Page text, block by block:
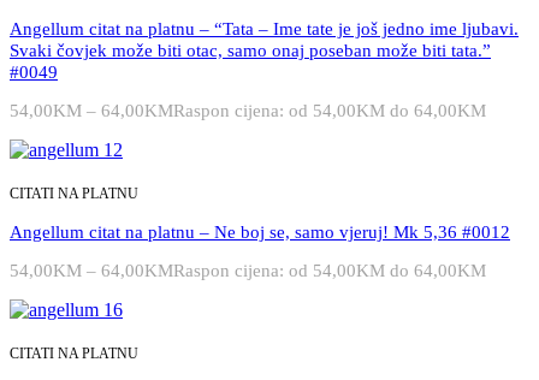
Angellum citat na platnu – “Tata – Ime tate je još jedno ime ljubavi.
Svaki čovjek može biti otac, samo onaj poseban može biti tata.”
#0049
54,00KM – 64,00KMRaspon cijena: od 54,00KM do 64,00KM
CITATI NA PLATNU
Angellum citat na platnu – Ne boj se, samo vjeruj! Mk 5,36 #0012
54,00KM – 64,00KMRaspon cijena: od 54,00KM do 64,00KM
CITATI NA PLATNU